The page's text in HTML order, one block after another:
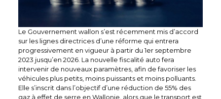
Le Gouvernement wallon s’est récemment mis d’accord
sur les lignes directrices d’une réforme qui entrera
progressivement en vigueur à partir du 1er septembre
2023 jusqu’en 2026. La nouvelle fiscalité auto fera
intervenir de nouveaux paramètres, afin de favoriser les
véhicules plus petits, moins puissants et moins polluants.
Elle s’inscrit dans l’objectif d’une réduction de 55% des
gaz à effet de serre en Wallonie, alors que le transport est